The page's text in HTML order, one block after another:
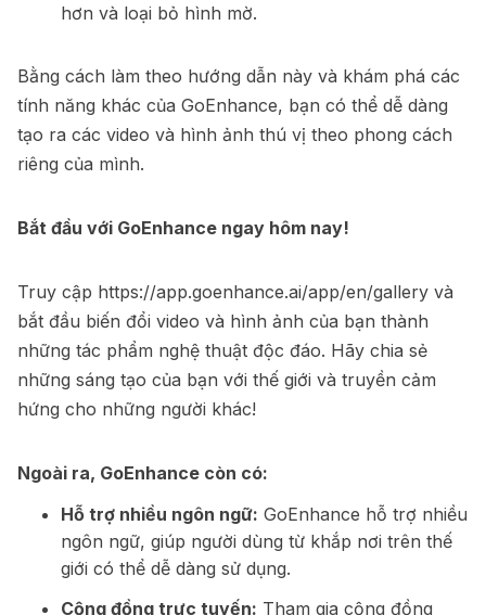
hơn và loại bỏ hình mờ.
Bằng cách làm theo hướng dẫn này và khám phá các
tính năng khác của GoEnhance, bạn có thể dễ dàng
tạo ra các video và hình ảnh thú vị theo phong cách
riêng của mình.
Bắt đầu với GoEnhance ngay hôm nay!
Truy cập https://app.goenhance.ai/app/en/gallery và
bắt đầu biến đổi video và hình ảnh của bạn thành
những tác phẩm nghệ thuật độc đáo. Hãy chia sẻ
những sáng tạo của bạn với thế giới và truyền cảm
hứng cho những người khác!
Ngoài ra, GoEnhance còn có:
Hỗ trợ nhiều ngôn ngữ: GoEnhance hỗ trợ nhiều
ngôn ngữ, giúp người dùng từ khắp nơi trên thế
giới có thể dễ dàng sử dụng.
Cộng đồng trực tuyến: Tham gia cộng đồng